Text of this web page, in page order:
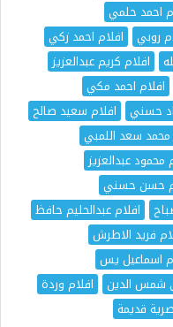
احمد حلمي
روبي
افلام احمد زكي
افلام كريم عبدالعزيز
افلام احمد مكي
حسني
افلام سعيد صالح
محمد سعد اللمبي
محمود عبدالعزيز
حسن حسني
افلام عبدالحليم حافظ
فريد الاطرش
اسماعيل يس
شمس الدين
افلام وردة
قديمة